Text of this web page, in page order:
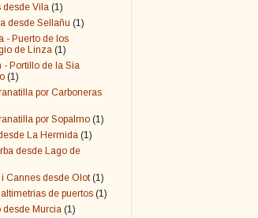
desde Vila (1)
desde Sellañu (1)
- Puerto de los
de Linza (1)
- Portillo de la Sía
(1)
por Carboneras
por Sopalmo (1)
La Hermida (1)
desde Lago de
Cannes desde Olot (1)
de puertos (1)
Murcia (1)